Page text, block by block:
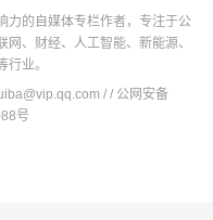
力的自媒体专栏作者，专注于公
、财经、人工智能、新能源、
行业。
/ / 公网安备
号